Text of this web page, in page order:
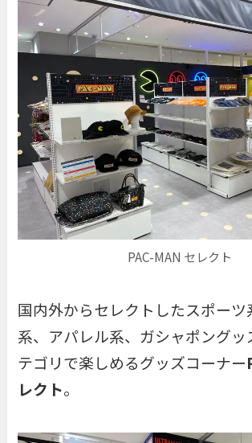
PAC-MAN セレクト
国内外からセレクトしたスポーツ
系、アパレル系、ガシャポングッ
テゴリで楽しめるグッズコーナー
レクト。